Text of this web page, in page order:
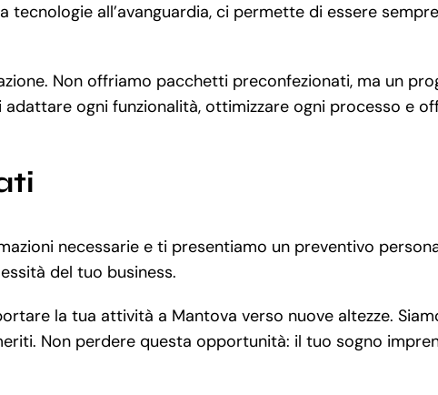
all’avanguardia, ci permette di essere
Non offriamo pacchetti preconfezionati, ma un
adattare ogni funzionalità, ottimizzare ogni processo e
necessarie e ti presentiamo un preventivo
del tuo business.
la tua attività a Mantova verso nuove altezze.
Non perdere questa opportunità: il tuo sogno